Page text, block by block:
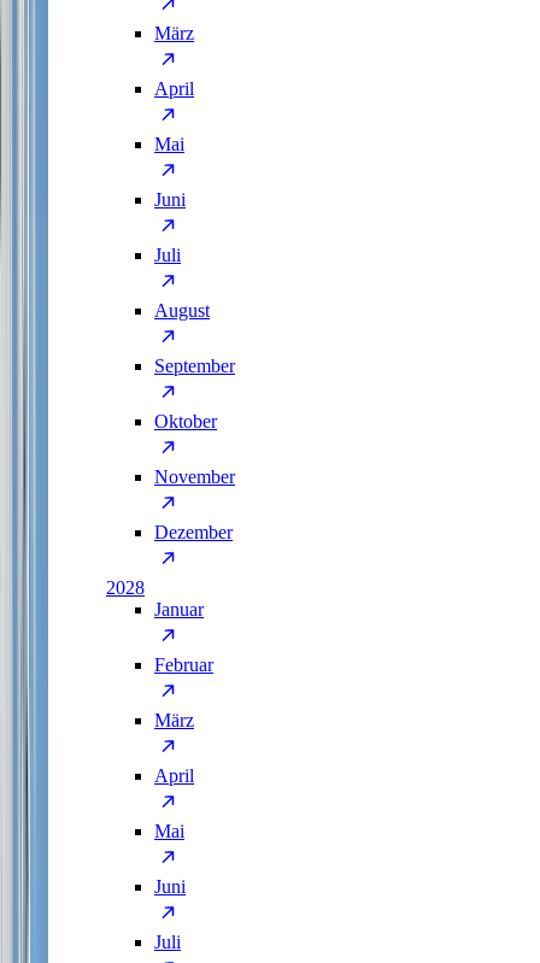
März
April
Mai
Juni
Juli
August
September
Oktober
November
Dezember
2028
Januar
Februar
März
April
Mai
Juni
Juli